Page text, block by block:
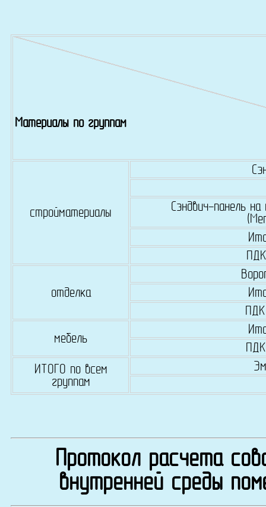
Материалы по группам
стройматериалы
Сэндвич-панель
отделка
мебель
ИТОГО по всем
группам
Протокол расчета
внутренней среды